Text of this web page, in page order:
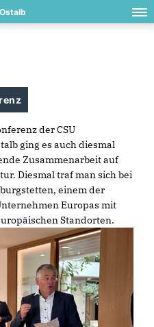
der CSU
ging es auch diesmal
Zusammenarbeit auf
Diesmal traf man sich bei
einem der
Europas mit
Standorten.